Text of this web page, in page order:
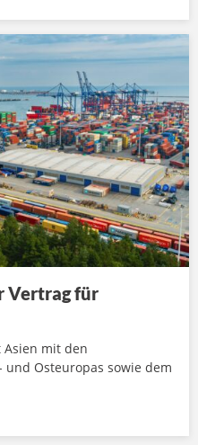
Vertrag für
mit den
Osteuropas sowie dem